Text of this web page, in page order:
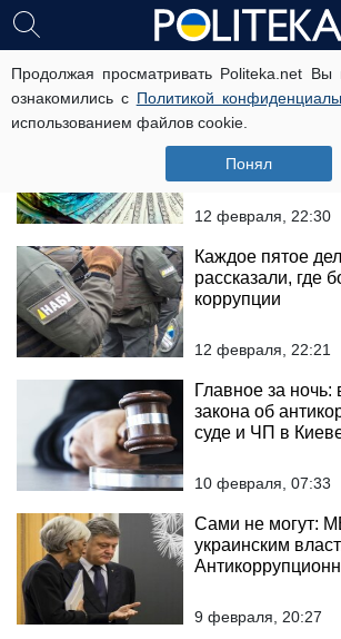
Продолжая просматривать Politeka.net Вы
ознакомились с Политикой
использованием файлов cookie.
Понял
В Украину не
МВФ: названа
12 февраля, 22:30
Каждое пятое
рассказали, где
коррупции
12 февраля, 22:21
Главное за
закона об
суде и ЧП в
10 февраля, 07:33
Сами не могут:
украинским
9 февраля, 20:27